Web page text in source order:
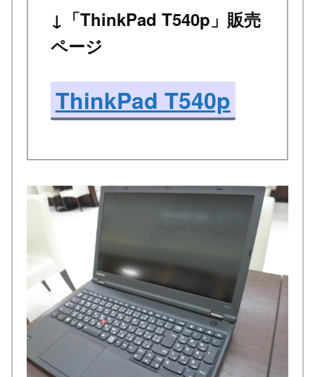
↓「ThinkPad T540p」販売
ページ
ThinkPad T540p